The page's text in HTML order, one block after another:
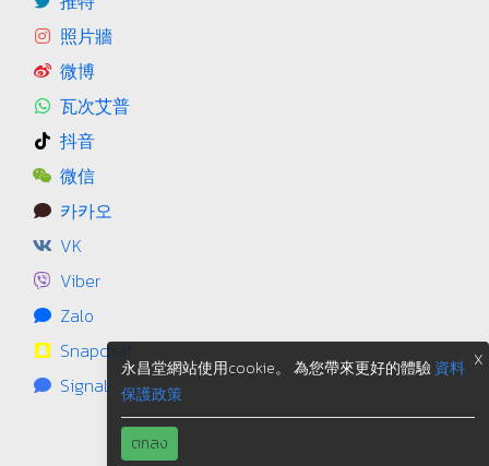
照片牆
微博
瓦次艾普
抖音
微信
카카오
VK
Viber
Zalo
Snapchat
Signal
X
永昌堂網站使用cookie。 為您帶來更好的體驗資料
保護政策
ตกลง